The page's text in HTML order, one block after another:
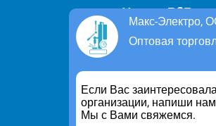
Макс-Электро,
Оптовая
Если Вас
организации, напиши
Мы с Вами свяжемся.
Услуги В2В
Найти услугу
Предложить свою услугу
Дропшиппинг
Транспортные услуги
Информация